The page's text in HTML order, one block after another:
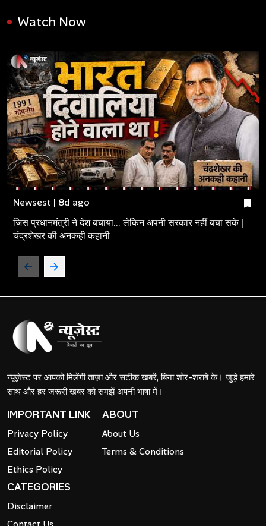
Watch Now
Newsest | 8d ago
जिस प्रधानमंत्री ने देश बचाया... लेकिन अपनी सरकार नहीं बचा सके |
चंद्रशेखर की अनकही कहानी
न्यूज़ेस्ट पर आपको मिलेंगी ताज़ा और सटीक खबरें, बिना शोर-शराबे के। जुड़े हमारे
साथ और हर जरूरी खबर को समझें अपनी भाषा में।
IMPORTANT LINK
Privacy Policy
Editorial Policy
Ethics Policy
ABOUT
About Us
Terms & Conditions
CATEGORIES
Disclaimer